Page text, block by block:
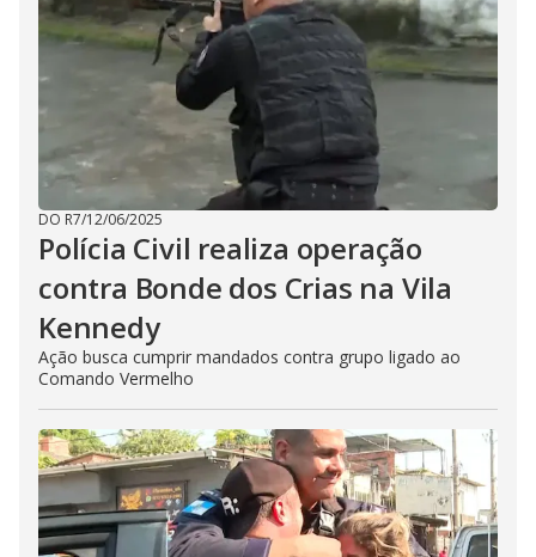
DO R7/12/06/2025
Polícia Civil realiza operação
contra Bonde dos Crias na Vila
Kennedy
Ação busca cumprir mandados contra grupo ligado ao
Comando Vermelho